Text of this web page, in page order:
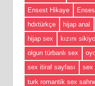
Ensest Hikaye
hdxtürkçe
hijap anal
hijap sex
kızını
olgun türbanlı sex
sex itiraf sayfası
sex
turk romantik sex